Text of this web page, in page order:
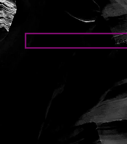
Condiciones particulares